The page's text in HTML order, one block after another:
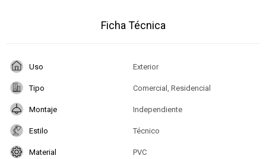
Ficha Técnica
Uso Exterior
Tipo Comercial, Residencial
Montaje Independiente
Estilo Técnico
Material PVC